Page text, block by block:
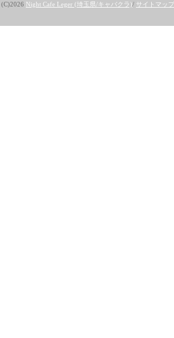
Night Cafe Leger (埼玉県/キャバクラ)/ サイトマップ